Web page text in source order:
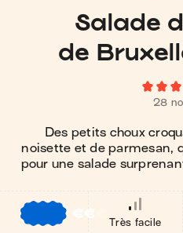
Salade
de
28
Des petits choux
noisette et de parmesan,
pour une salade
€€
Très facile